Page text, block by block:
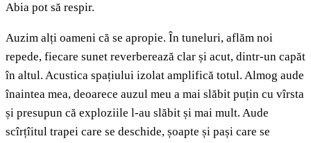
Abia pot să respir.
Auzim alți oameni că se apropie. În tuneluri, aflăm noi
repede, fiecare sunet reverberează clar și acut, dintr-un capăt
în altul. Acustica spațiului izolat amplifică totul. Almog aude
înaintea mea, deoarece auzul meu a mai slăbit puțin cu vîrsta
și presupun că exploziile l-au slăbit și mai mult. Aude
scîrțîitul trapei care se deschide, șoapte și pași care se